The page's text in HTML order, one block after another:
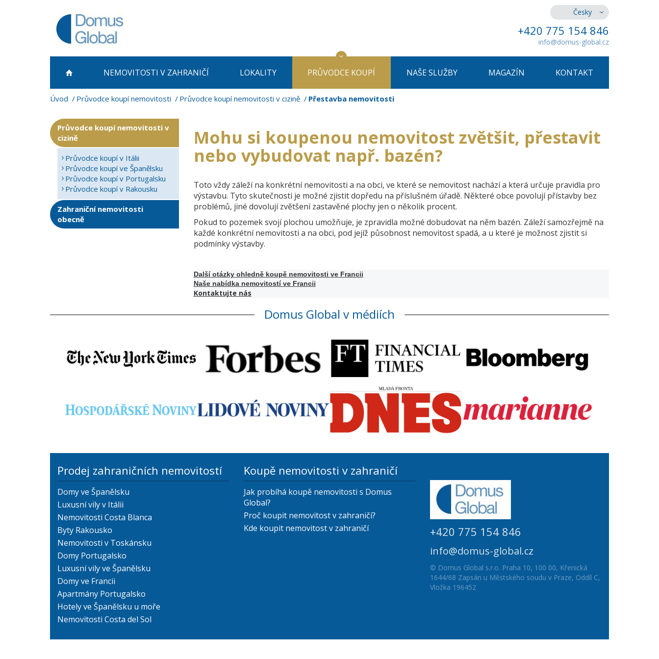
Česky
+420 775 154 846
info@domus-global.cz
NEMOVITOSTI V ZAHRANIČÍ LOKALITY PRŮVODCE KOUPÍ NAŠE SLUŽBY MAGAZÍN KONTAKT
Úvod Průvodce koupí nemovitosti Průvodce koupí nemovitosti v cizině Přestavba nemovitosti
Průvodce koupí nemovitosti v
cizině
Průvodce koupí v Itálii
Průvodce koupí ve Španělsku
Průvodce koupí v Portugalsku
Průvodce koupí v Rakousku
Zahraniční nemovitosti
obecně
Mohu si koupenou nemovitost zvětšit, přestavit
nebo vybudovat např. bazén?
Toto vždy záleží na konkrétní nemovitosti a na obci, ve které se nemovitost nachází a která určuje pravidla pro
výstavbu. Tyto skutečnosti je možné zjistit dopředu na příslušném úřadě. Některé obce povolují přístavby bez
problémů, jiné dovolují zvětšení zastavěné plochy jen o několik procent.
Pokud to pozemek svojí plochou umožňuje, je zpravidla možné dobudovat na něm bazén. Záleží samozřejmě na
každé konkrétní nemovitosti a na obci, pod jejíž působnost nemovitost spadá, a u které je možnost zjistit si
podmínky výstavby.
Další otázky ohledně koupě nemovitosti ve Francii
Naše nabídka nemovitostí ve Francii
Kontaktujte nás
Domus Global v médiích
Prodej zahraničních nemovitostí
Domy ve Španělsku
Luxusní vily v Itálii
Nemovitosti Costa Blanca
Byty Rakousko
Nemovitosti v Toskánsku
Domy Portugalsko
Luxusní vily ve Španělsku
Domy ve Francii
Apartmány Portugalsko
Hotely ve Španělsku u moře
Nemovitosti Costa del Sol
Koupě nemovitosti v zahraničí
Jak probíhá koupě nemovitosti s Domus
Global?
Proč koupit nemovitost v zahraničí?
Kde koupit nemovitost v zahraničí
+420 775 154 846
info@domus-global.cz
© Domus Global s.r.o. Praha 10, 100 00, Křenická
1644/68 Zapsán u Městského soudu v Praze, Oddíl C,
Vložka 196452